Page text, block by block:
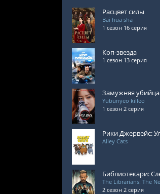
Расцвет силы
Bai hua sha
1 сезон 16 серия
Коп-звезда
1 сезон 13 серия
Замужняя убийца
Yubunyeo killeo
1 сезон 2 серия
Alley Cats
2 сезон 2 серия